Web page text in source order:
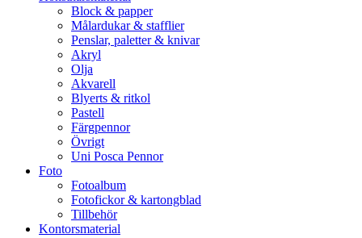
Block & papper
Målardukar & stafflier
Penslar, paletter & knivar
Akryl
Olja
Akvarell
Blyerts & ritkol
Pastell
Färgpennor
Övrigt
Uni Posca Pennor
Foto
Fotoalbum
Fotofickor & kartongblad
Tillbehör
Kontorsmaterial